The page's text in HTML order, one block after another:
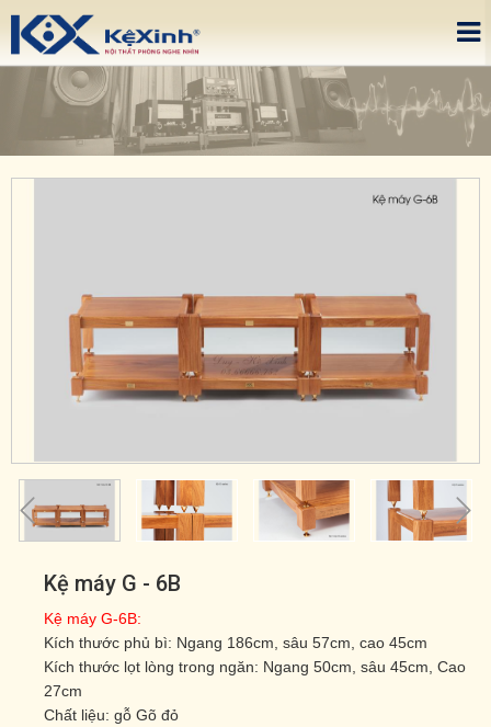
Kệ máy G - 6B
Kệ máy G-6B:
Kích thước phủ bì: Ngang 186cm, sâu 57cm, cao 45cm
Kích thước lọt lòng trong ngăn: Ngang 50cm, sâu 45cm, Cao
27cm
Chất liệu: gỗ Gõ đỏ